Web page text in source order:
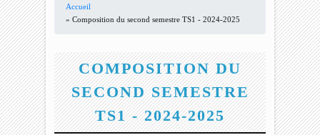
VOUS ÊTES ICI
Accueil
» Composition du second semestre TS1 - 2024-2025
COMPOSITION DU
SECOND SEMESTRE
TS1 - 2024-2025